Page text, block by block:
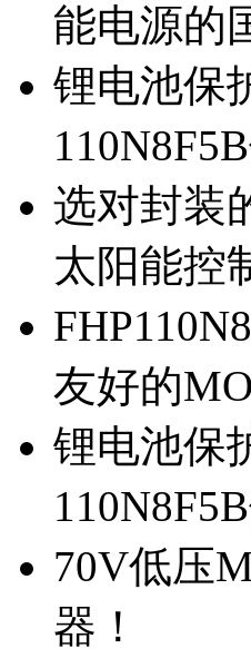
能电源的
锂电池保
选对封装
太阳能控
友好的
锂电池保
70V低压
器！